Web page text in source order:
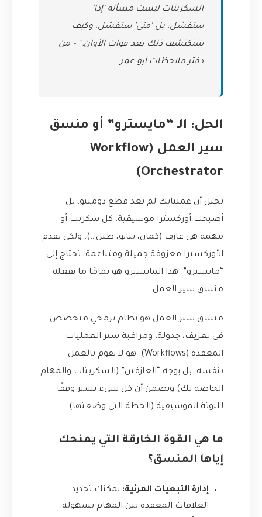
السكربتات ليست مسألة ‘إذا’
ستفشل، بل ‘متى’ ستفشل، وكيف
ستكتشف ذلك بعد فوات الأوان.” – من
دفتر ملاحظات أبو عمر
الحل: الـ “مايسترو” أو منسق
سير العمل (Workflow
Orchestrator)
تخيل أن عملياتك لم تعد قطع دومينو، بل
أصبحت أوركسترا موسيقية. كل سكربت أو
مهمة هي عازف (كمان، بيانو، طبل…). ولكي تقدم
الأوركسترا معزوفة جميلة ومتناغمة، تحتاج إلى
“مايسترو”. هذا المايسترو هو تمامًا ما يفعله
منسق سير العمل.
منسق سير العمل هو نظام برمجي متخصص
في تعريف، جدولة، ومراقبة سير العمليات
المعقدة (Workflows). هو لا يقوم بالعمل
بنفسه، بل يوجه “العازفين” (السكربتات والمهام
الخاصة بك) ويضمن أن كل شيء يسير وفقًا
للنوتة الموسيقية (الخطة التي وضعتها).
ما هي القوة الخارقة التي يمنحك
إياها المنسق؟
إدارة التبعيات المرئية: يمكنك تحديد
العلاقات المعقدة بين المهام بسهولة.